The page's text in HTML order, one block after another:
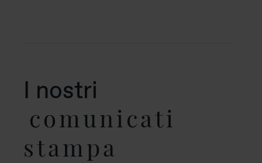
I nostri
comunicati
stampa